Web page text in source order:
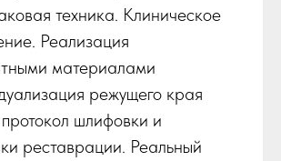
техника. Клиническое
Реализация
материалами
режущего края
шлифовки и
реставрации. Реальный